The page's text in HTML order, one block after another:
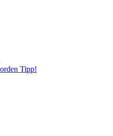
Tipp!